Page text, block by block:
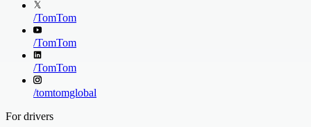
/TomTom
/TomTom
/TomTom
/tomtomglobal
For drivers